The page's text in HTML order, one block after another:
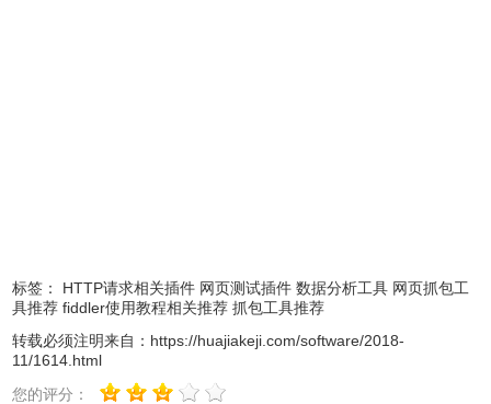
Wireshark主要有以下功能：
1、多平台：在Windows、Linux、macOS等许多平台上运
标签： HTTP请求相关插件 网页测试插件 数据分析工具 网页抓包工
具推荐 fiddler使用教程相关推荐 抓包工具推荐
转载必须注明来自： https://huajiakeji.com/software/2018-
11/1614.html
您的评分：